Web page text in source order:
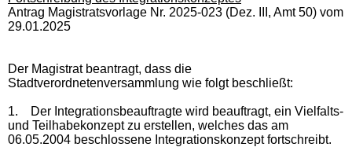
Antrag Magistratsvorlage Nr. 2025-023 (Dez. III, Amt 50) vom
29.01.2025
Der Magistrat beantragt, dass die
Stadtverordnetenversammlung wie folgt beschließt:
1.
Der Integrationsbeauftragte wird beauftragt, ein Vielfalts-
und Teilhabekonzept zu erstellen, welches das am
06.05.2004 beschlossene Integrationskonzept fortschreibt.